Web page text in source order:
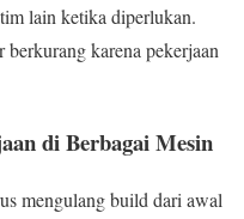
lain ketika diperlukan.
karena pekerjaan
di Berbagai Mesin
mengulang build dari awal